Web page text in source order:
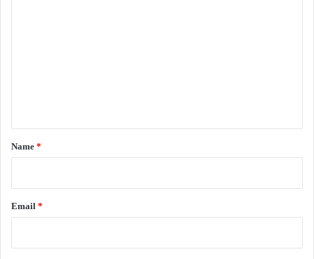
*
Name *
Email *